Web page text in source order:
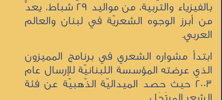
بالفيزياء والتربية، من مواليد 29 شباط، يعدُّ
من أبرز الوجوه الشعريّة في لبنان والعالم
العربي.
ابتدأ مشواره الشعري في برنامج المميزون
الذي عرضته المؤسسة اللبنانيّة للإرسال عام
2003 حيث حصد الميداليّة الذّهبيّة عن فئة
الشعر المرتَجَل.